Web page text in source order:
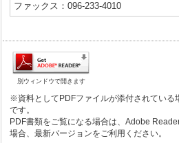
ファックス：096-233-4010
別ウィンドウで開きます
※資料としてPDFファイルが添付されている
です。
PDF書類をご覧になる場合は、Adobe
場合、最新バージョンをご利用ください。